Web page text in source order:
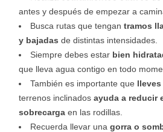
antes y después de empezar a
Busca rutas que tengan tramos
y bajadas de distintas intensidades.
Siempre debes estar bien
que lleva agua contigo en todo
También es importante que
terrenos inclinados ayuda a reducir
sobrecarga en las rodillas.
Recuerda llevar una gorra o